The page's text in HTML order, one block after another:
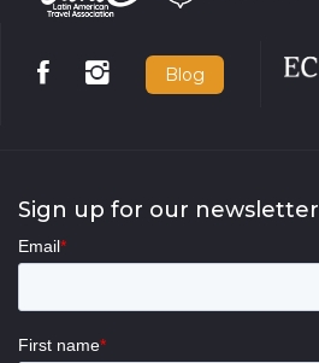
Blog
Sign up for our newsletter